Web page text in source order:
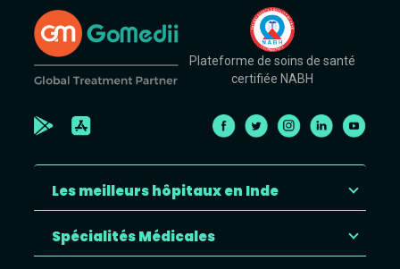
Plateforme de soins de santé
certifiée NABH
Les meilleurs hôpitaux en Inde
Spécialités Médicales